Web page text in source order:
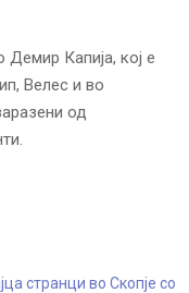
Капија, кој е
Велес и во
од
странци во Скопје со